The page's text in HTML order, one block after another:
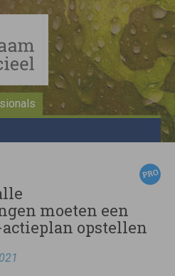
moeten een
opstellen